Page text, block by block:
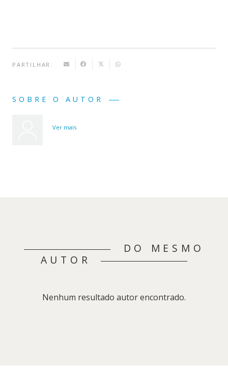
PARTILHAR:
SOBRE O AUTOR
Ver mais
DO MESMO
AUTOR
Nenhum resultado autor encontrado.